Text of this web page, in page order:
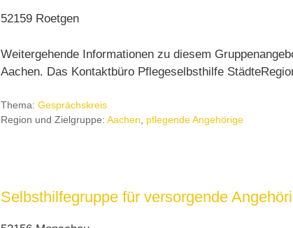
52159 Roetgen
Weitergehende Informationen zu diesem
Aachen. Das Kontaktbüro Pflegeselbsthilfe
Thema: Gesprächskreis
Region und Zielgruppe: Aachen, pflegende Angehörige
Selbsthilfegruppe für versorgende